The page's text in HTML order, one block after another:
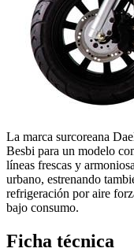
La marca surcoreana
Besbi para un modelo
líneas frescas y
urbano, estrenando
refrigeración por aire
bajo consumo.
Ficha técnica